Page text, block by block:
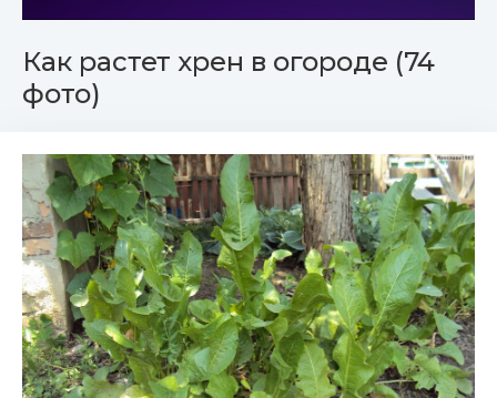
Как растет хрен в огороде (74
фото)